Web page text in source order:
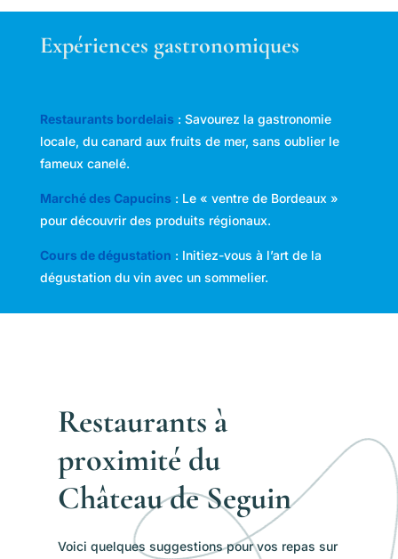
Expériences gastronomiques
Restaurants bordelais : Savourez la gastronomie
locale, du canard aux fruits de mer, sans oublier le
fameux canelé.
Marché des Capucins : Le « ventre de Bordeaux »
pour découvrir des produits régionaux.
Cours de dégustation : Initiez-vous à l’art de la
dégustation du vin avec un sommelier.
Restaurants à
proximité du
Château de Seguin
Voici quelques suggestions pour vos repas sur